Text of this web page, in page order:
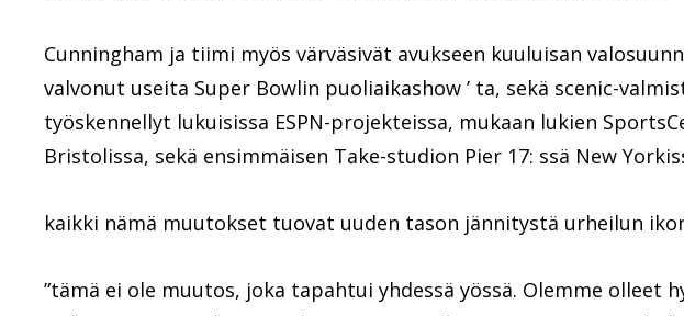
Cunningham ja tiimi myös värväsivät avukseen kuuluisan
valvonut useita Super Bowlin puoliaikashow ’ ta, sekä scenic-
työskennellyt lukuisissa ESPN-projekteissa, mukaan lukien
Bristolissa, sekä ensimmäisen Take-studion Pier 17: ssä New
kaikki nämä muutokset tuovat uuden tason jännitystä urheilun
”tämä ei ole muutos, joka tapahtui yhdessä yössä. Olemme olleet